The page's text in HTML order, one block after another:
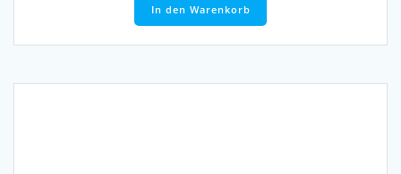
In den Warenkorb